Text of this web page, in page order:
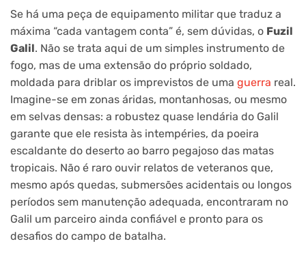
Se há uma peça de equipamento militar que traduz a
máxima “cada vantagem conta” é, sem dúvidas, o Fuzil
Galil. Não se trata aqui de um simples instrumento de
fogo, mas de uma extensão do próprio soldado,
moldada para driblar os imprevistos de uma guerra real.
Imagine-se em zonas áridas, montanhosas, ou mesmo
em selvas densas: a robustez quase lendária do Galil
garante que ele resista às intempéries, da poeira
escaldante do deserto ao barro pegajoso das matas
tropicais. Não é raro ouvir relatos de veteranos que,
mesmo após quedas, submersões acidentais ou longos
períodos sem manutenção adequada, encontraram no
Galil um parceiro ainda confiável e pronto para os
desafios do campo de batalha.